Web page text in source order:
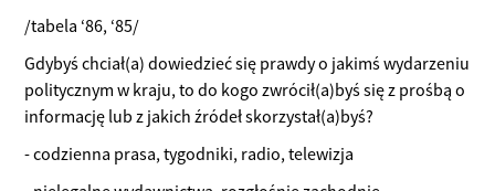
/tabela ‘86, ‘85/
Gdybyś chciał(a) dowiedzieć się prawdy o jakimś wydarzeniu
politycznym w kraju, to do kogo zwrócił(a)byś się z prośbą o
informację lub z jakich źródeł skorzystał(a)byś?
- codzienna prasa, tygodniki, radio, telewizja